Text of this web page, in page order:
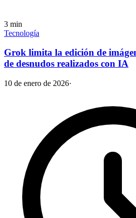
3 min
Tecnología
Grok limita la edición de
de desnudos realizados con IA
10 de enero de 2026·